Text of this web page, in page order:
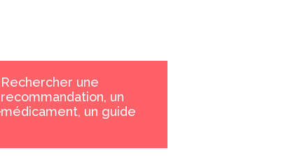
Rechercher une
recommandation, un
médicament, un guide